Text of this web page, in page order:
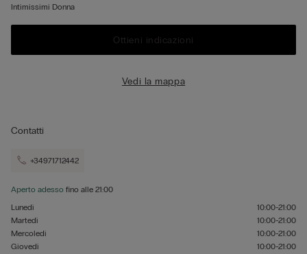
Intimissimi Donna
Ottieni indicazioni
Vedi la mappa
Contatti
+34971712442
Aperto adesso fino alle 21:00
Lunedì
10:00-21:00
Martedì
10:00-21:00
Mercoledì
10:00-21:00
Giovedì
10:00-21:00